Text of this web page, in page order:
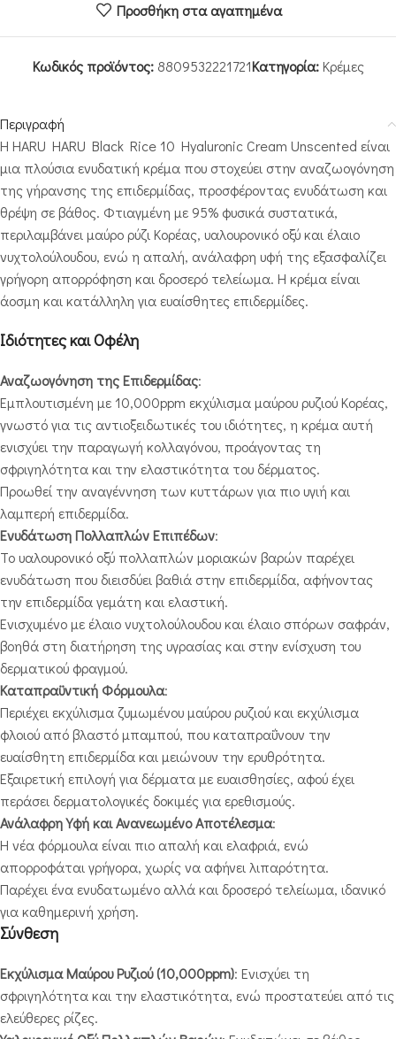
Προσθήκη στα αγαπημένα
Κωδικός προϊόντος: 8809532221721Κατηγορία: Κρέμες
Περιγραφή
Η HARU HARU Black Rice 10 Hyaluronic Cream Unscented είναι
μια πλούσια ενυδατική κρέμα που στοχεύει στην αναζωογόνηση
της γήρανσης της επιδερμίδας, προσφέροντας ενυδάτωση και
θρέψη σε βάθος. Φτιαγμένη με 95% φυσικά συστατικά,
περιλαμβάνει μαύρο ρύζι Κορέας, υαλουρονικό οξύ και έλαιο
νυχτολούλουδου, ενώ η απαλή, ανάλαφρη υφή της εξασφαλίζει
γρήγορη απορρόφηση και δροσερό τελείωμα. Η κρέμα είναι
άοσμη και κατάλληλη για ευαίσθητες επιδερμίδες.
Ιδιότητες και Οφέλη
Αναζωογόνηση της Επιδερμίδας:
Εμπλουτισμένη με 10,000ppm εκχύλισμα μαύρου ρυζιού Κορέας,
γνωστό για τις αντιοξειδωτικές του ιδιότητες, η κρέμα αυτή
ενισχύει την παραγωγή κολλαγόνου, προάγοντας τη
σφριγηλότητα και την ελαστικότητα του δέρματος.
Προωθεί την αναγέννηση των κυττάρων για πιο υγιή και
λαμπερή επιδερμίδα.
Ενυδάτωση Πολλαπλών Επιπέδων:
Το υαλουρονικό οξύ πολλαπλών μοριακών βαρών παρέχει
ενυδάτωση που διεισδύει βαθιά στην επιδερμίδα, αφήνοντας
την επιδερμίδα γεμάτη και ελαστική.
Ενισχυμένο με έλαιο νυχτολούλουδου και έλαιο σπόρων σαφράν,
βοηθά στη διατήρηση της υγρασίας και στην ενίσχυση του
δερματικού φραγμού.
Καταπραϋντική Φόρμουλα:
Περιέχει εκχύλισμα ζυμωμένου μαύρου ρυζιού και εκχύλισμα
φλοιού από βλαστό μπαμπού, που καταπραΰνουν την
ευαίσθητη επιδερμίδα και μειώνουν την ερυθρότητα.
Εξαιρετική επιλογή για δέρματα με ευαισθησίες, αφού έχει
περάσει δερματολογικές δοκιμές για ερεθισμούς.
Ανάλαφρη Υφή και Ανανεωμένο Αποτέλεσμα:
Η νέα φόρμουλα είναι πιο απαλή και ελαφριά, ενώ
απορροφάται γρήγορα, χωρίς να αφήνει λιπαρότητα.
Παρέχει ένα ενυδατωμένο αλλά και δροσερό τελείωμα, ιδανικό
για καθημερινή χρήση.
Σύνθεση
Εκχύλισμα Μαύρου Ρυζιού (10,000ppm): Ενισχύει τη
σφριγηλότητα και την ελαστικότητα, ενώ προστατεύει από τις
ελεύθερες ρίζες.